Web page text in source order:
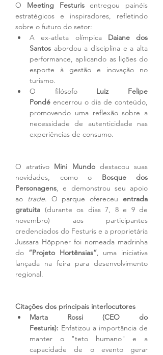
O Meeting Festuris entregou painéis
estratégicos e inspiradores, refletindo
sobre o futuro do setor:
A ex-atleta olímpica Daiane dos
Santos abordou a disciplina e a alta
performance, aplicando as lições do
esporte à gestão e inovação no
turismo.
O filósofo Luiz Felipe
Pondé encerrou o dia de conteúdo,
promovendo uma reflexão sobre a
necessidade de autenticidade nas
experiências de consumo.
O atrativo Mini Mundo destacou suas
novidades, como o Bosque dos
Personagens, e demonstrou seu apoio
ao
trade. O parque ofereceu entrada
gratuita (durante os dias 7, 8 e 9 de
novembro) aos participantes
credenciados do Festuris e a proprietária
Jussara Höppner foi nomeada madrinha
do “Projeto Hortênsias”, uma iniciativa
lançada na feira para desenvolvimento
regional.
Citações dos principais interlocutores
Marta Rossi (CEO do
Festuris): Enfatizou a importância de
manter o "teto humano" e a
capacidade de o evento gerar